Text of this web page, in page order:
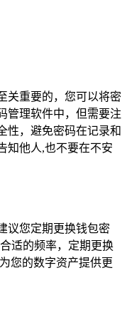
关重要的，您可以将密
管理软件中，但需要注
性，避免密码在记录和
知他人,也不要在不安
议您定期更换钱包密
适的频率，定期更换
您的数字资产提供更